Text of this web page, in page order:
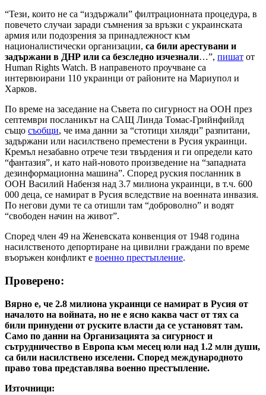
“Тези, които не са “издържали” филтрационната процедура, в
повечето случаи заради съмнения за връзки с украинската
армия или подозрения за принадлежност към
националистически организации, са били арестувани и
задържани в ДНР или са безследно изчезнали…”, пишат от
Human Rights Watch. В направеното проучване са
интервюирани 110 украинци от районите на Мариупол и
Харков.
По време на заседание на Съвета по сигурност на ООН през
септември посланикът на САЩ Линда Томас-Грийнфийлд
също съобщи, че има данни за “стотици хиляди” разпитани,
задържани или насилствено преместени в Русия украинци.
Кремъл незабавно отрече тези твърдения и ги определи като
“фантазия”, и като най-новото произведение на “западната
дезинформационна машина”. Според руския посланник в
ООН Василий Набензя над 3.7 милиона украинци, в т.ч. 600
000 деца, се намират в Русия вследствие на военната инвазия.
По негови думи те са отишли там “доброволно” и водят
“свободен начин на живот”.
Според член 49 на Женевската конвенция от 1948 година
насилственото депортиране на цивилни граждани по време
въоръжен конфликт е военно престъпление.
Проверено:
Вярно е, че 2.8 милиона украинци се намират в Русия от
началото на войната, но не е ясно каква част от тях са
били принудени от руските власти да се установят там.
Само по данни на Организацията за сигурност и
сътрудничество в Европа към месец юли над 1.2 млн души,
са били насилствено изселени. Според международното
право това представлява военно престъпление.
Източници: